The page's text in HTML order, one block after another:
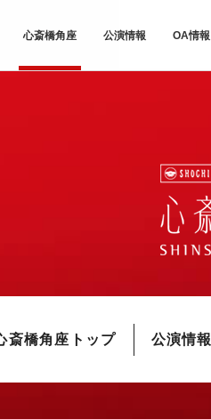
心斎橋角座 公演情報 OA情報
斎橋角座トップ 公演情報